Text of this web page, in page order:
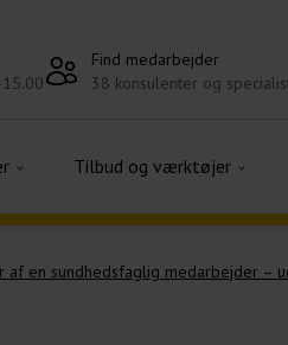
Find medarbejder
38 konsulenter og
Tilbud og værktøjer
en sundhedsfaglig medarbejder –